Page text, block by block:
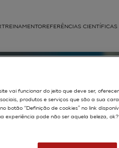
TREINAMENTOREFERÊNCIAS CIENTÍFICAS
vai funcionar do jeito que deve ser,
produtos e serviços que são a sua
botão “Definição de cookies” no link
experiência pode não ser aquela beleza, ok?